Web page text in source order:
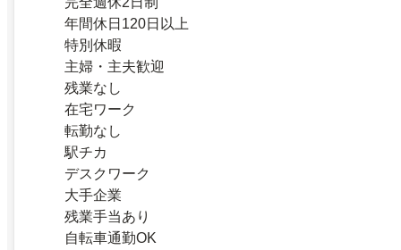
年間休日120日以上
特別休暇
主婦・主夫歓迎
残業なし
在宅ワーク
転勤なし
駅チカ
デスクワーク
大手企業
残業手当あり
自転車通勤OK